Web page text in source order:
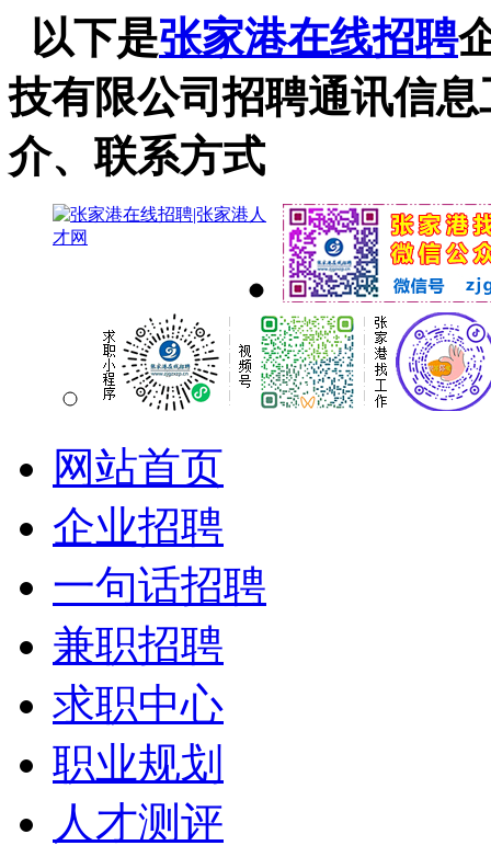
以下是张家港在线招聘
技有限公司招聘通讯信
介、联系方式
网站首页
企业招聘
一句话招聘
兼职招聘
求职中心
职业规划
人才测评